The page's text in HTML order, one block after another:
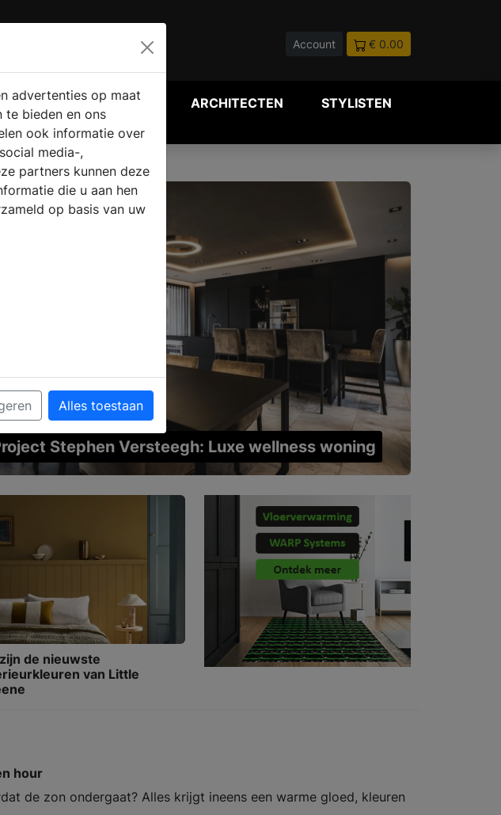
Account € 0.00
WEBSHOP ARCHITECTEN STYLISTEN
Stephen Versteegh: Luxe wellness woning
de nieuwste
van Little
hour
de zon ondergaat? Alles krijgt ineens een warme gloed, kleuren
advertenties op maat
te bieden en ons
ook informatie over
media-,
partners kunnen deze
die u aan hen
op basis van uw
Alles toestaan